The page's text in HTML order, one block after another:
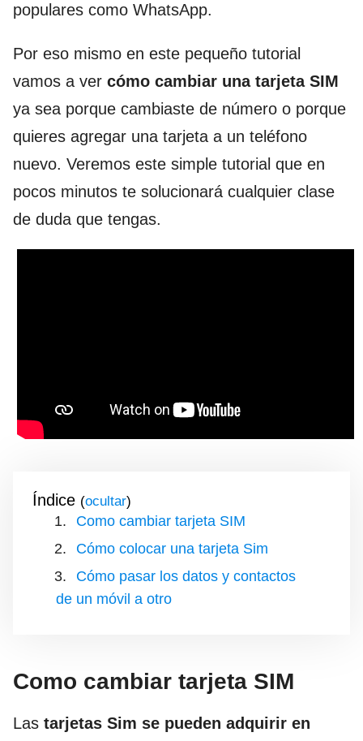
populares como WhatsApp.
Por eso mismo en este pequeño tutorial
vamos a ver cómo cambiar una tarjeta SIM
ya sea porque cambiaste de número o porque
quieres agregar una tarjeta a un teléfono
nuevo. Veremos este simple tutorial que en
pocos minutos te solucionará cualquier clase
de duda que tengas.
Índice ( )
Como cambiar tarjeta SIM
Cómo colocar una tarjeta Sim
Cómo pasar los datos y contactos
de un móvil a otro
Como cambiar tarjeta SIM
Las tarjetas Sim se pueden adquirir en